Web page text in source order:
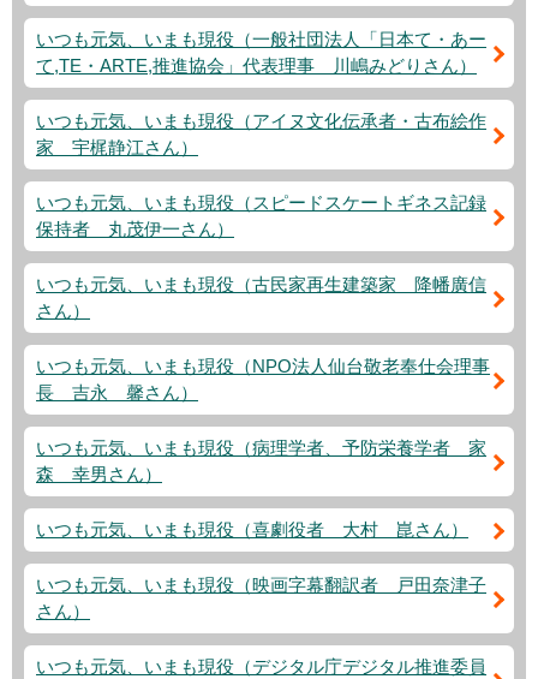
いつも元気、いまも現役（一般社団法人「日本て・あー
て,TE・ARTE,推進協会」代表理事 川嶋みどりさん）
いつも元気、いまも現役（アイヌ文化伝承者・古布絵作
家 宇梶静江さん）
いつも元気、いまも現役（スピードスケートギネス記録
保持者 丸茂伊一さん）
いつも元気、いまも現役（古民家再生建築家 降幡廣信
さん）
いつも元気、いまも現役（NPO法人仙台敬老奉仕会理事
長 吉永 馨さん）
いつも元気、いまも現役（病理学者、予防栄養学者 家
森 幸男さん）
いつも元気、いまも現役（喜劇役者 大村 崑さん）
いつも元気、いまも現役（映画字幕翻訳者 戸田奈津子
さん）
いつも元気、いまも現役（デジタル庁デジタル推進委員